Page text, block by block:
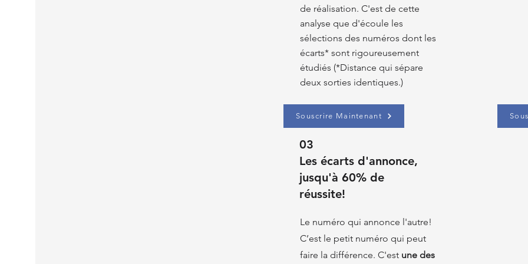
de réalisation. C'est de cette
analyse que d'écoule les
sélections des numéros dont les
écarts* sont rigoureusement
étudiés (*Distance qui sépare
deux sorties identiques.)
03
Les écarts d'annonce,
jusqu'à 60% de
réussite!
Le numéro qui annonce l'autre!
C’est le petit numéro qui peut
faire la différence. C'est une des
Souscrire Maintenant